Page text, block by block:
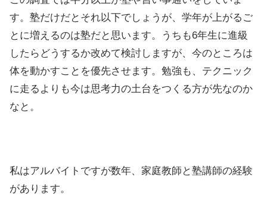
す。塾だけだとそれ以下でしょうが、学年が上がるご
とに増えるのは塾だと思います。うちも6年生に進級
したらどうするか改めて検討しますが、今のところは
体を動かすことを優先させます。勉強も、テクニック
に走るよりも今は思考力の土台をつくる方が先なのか
なと。
私はアルバイトですが数年、家庭教師と塾講師の経験
があります。